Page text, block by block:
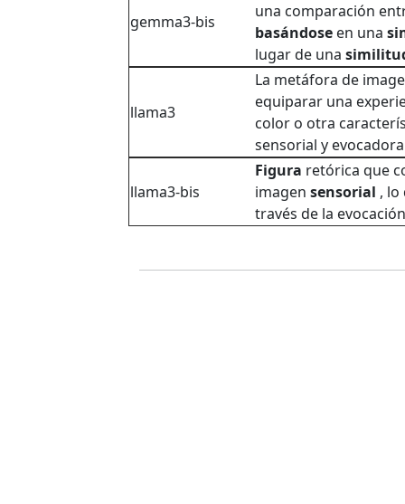
gemma3-bis
una comparación
basándose en una
lugar de una
llama3
La metáfora de
equiparar una
color o otra
sensorial y
llama3-bis
Figura retórica que
imagen sensorial , lo
través de la